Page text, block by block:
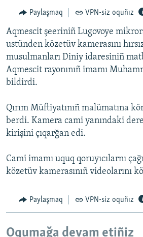
qaytmaq
MEDENİYET
İNSAN AQLARI
VİDEO
SÜRET
BLOGLAR
FİKİR
Русский
RFE/RS bütün saytları
Paylaşmaq VPN-siz oquñız
Aqmescit şeeriniñ Lugovoye
ustünden közetüv kamerasını
musulmanları Diniy idaresiniñ
Aqmescit rayonınıñ imamı
bildirdi.
Qırım Müftiyatınıñ malümatına
berdi. Kamera cami yanındaki
kirişini çıqarğan edi.
Cami imamı uquq qoruyıcılarnı
közetüv kamerasınıñ videolarını
Paylaşmaq VPN-siz oquñız
Oqumağa devam etiñiz